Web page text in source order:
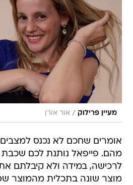
מעיין פרילוק / אור אורן
אומרים שחכם לא נכנס
מהם. פייפאל נותנת לכם שכבת
לרכישה, במידה ולא קיבלתם
מוצר שונה בתכלית מהמוצר